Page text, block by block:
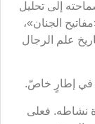
إلى تحليل
الجنان»،
علم الرجال
في إطارٍ خاصّ.
نشاطه. فعلى